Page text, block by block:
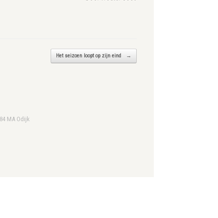
Het seizoen loopt op zijn eind →
MA Odijk